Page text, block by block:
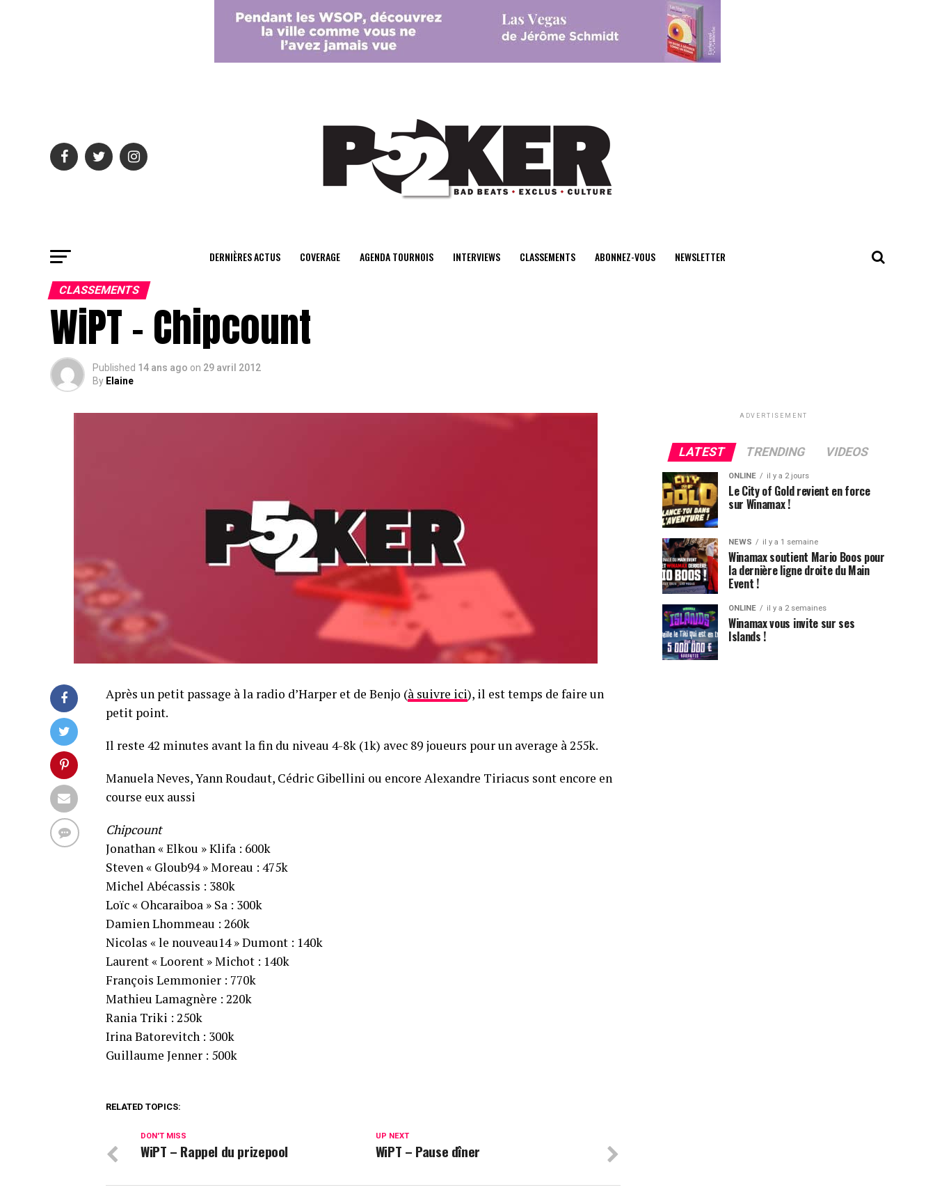
center>
DERNIÈRES ACTUS COVERAGE AGENDA TOURNOIS INTERVIEWS CLASSEMENTS ABONNEZ-VOUS NEWSLETTER
CLASSEMENTS
WiPT – Chipcount
Published 14 ans ago on 29 avril 2012
By Elaine
Après un petit passage à la radio d’Harper et de Benjo (à suivre ici), il est temps de faire un
petit point.
Il reste 42 minutes avant la fin du niveau 4-8k (1k) avec 89 joueurs pour un average à 255k.
Manuela Neves, Yann Roudaut, Cédric Gibellini ou encore Alexandre Tiriacus sont encore en
course eux aussi
Chipcount
Jonathan « Elkou » Klifa : 600k
Steven « Gloub94 » Moreau : 475k
Michel Abécassis : 380k
Loïc « Ohcaraiboa » Sa : 300k
Damien Lhommeau : 260k
Nicolas « le nouveau14 » Dumont : 140k
Laurent « Loorent » Michot : 140k
François Lemmonier : 770k
Mathieu Lamagnère : 220k
Rania Triki : 250k
Irina Batorevitch : 300k
Guillaume Jenner : 500k
RELATED TOPICS:
UP NEXT
WiPT – Pause dîner
DON'T MISS
WiPT – Rappel du prizepool
ADVERTISEMENT
LATEST TRENDING VIDEOS
ONLINE il y a 2 jours
Le City of Gold revient en force
sur Winamax !
NEWS il y a 1 semaine
Winamax soutient Mario Boos pour
la dernière ligne droite du Main
Event !
ONLINE il y a 2 semaines
Winamax vous invite sur ses
Islands !